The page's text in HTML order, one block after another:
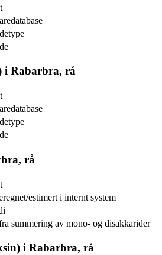
i Rabarbra, rå
rå
estimert i internt system
summering av mono- og disakkarider
i Rabarbra, rå